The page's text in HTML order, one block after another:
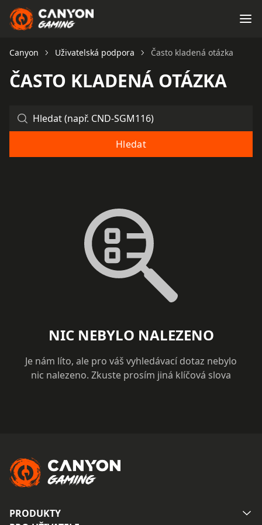
Canyon Uživatelská podpora Často kladená otázka
ČASTO KLADENÁ OTÁZKA
Hledat
NIC NEBYLO NALEZENO
Je nám líto, ale pro váš vyhledávací dotaz nebylo
nic nalezeno. Zkuste prosím jiná klíčová slova
PRODUKTY